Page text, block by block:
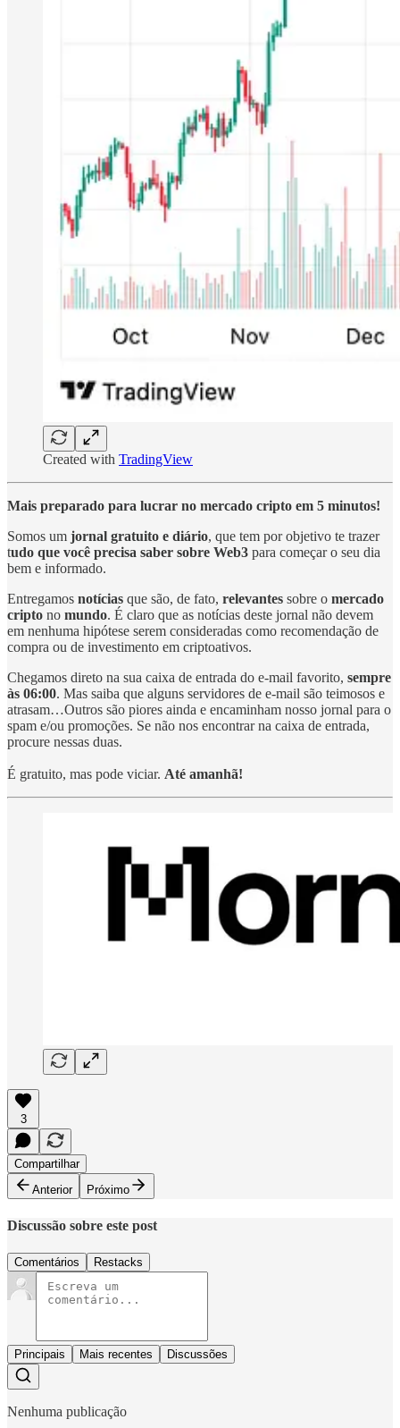
Created with TradingView
Mais preparado para lucrar no mercado cripto em 5 minutos!
Somos um jornal gratuito e diário, que tem por objetivo te trazer
tudo que você precisa saber sobre Web3 para começar o seu dia
bem e informado.
Entregamos notícias que são, de fato, relevantes sobre o mercado
cripto no mundo. É claro que as notícias deste jornal não devem
em nenhuma hipótese serem consideradas como recomendação de
compra ou de investimento em criptoativos.
Chegamos direto na sua caixa de entrada do e-mail favorito, sempre
às 06:00. Mas saiba que alguns servidores de e-mail são teimosos e
atrasam…Outros são piores ainda e encaminham nosso jornal para o
spam e/ou promoções. Se não nos encontrar na caixa de entrada,
procure nessas duas.
É gratuito, mas pode viciar. Até amanhã!
3
Compartilhar
Anterior
Próximo
Discussão sobre este post
Comentários Restacks
Principais Mais recentes Discussões
Nenhuma publicação